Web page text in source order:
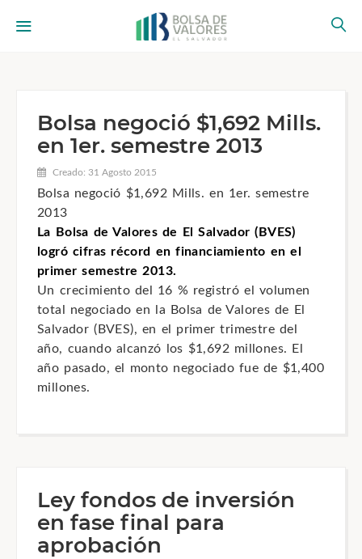
Bolsa negoció $1,692 Mills.
en 1er. semestre 2013
Creado: 31 Agosto 2015
Bolsa negoció $1,692 Mills. en 1er. semestre
2013
La Bolsa de Valores de El Salvador (BVES)
logró cifras récord en financiamiento en el
primer semestre 2013.
Un crecimiento del 16 % registró el volumen
total negociado en la Bolsa de Valores de El
Salvador (BVES), en el primer trimestre del
año, cuando alcanzó los $1,692 millones. El
año pasado, el monto negociado fue de $1,400
millones.
Ley fondos de inversión
en fase final para
aprobación